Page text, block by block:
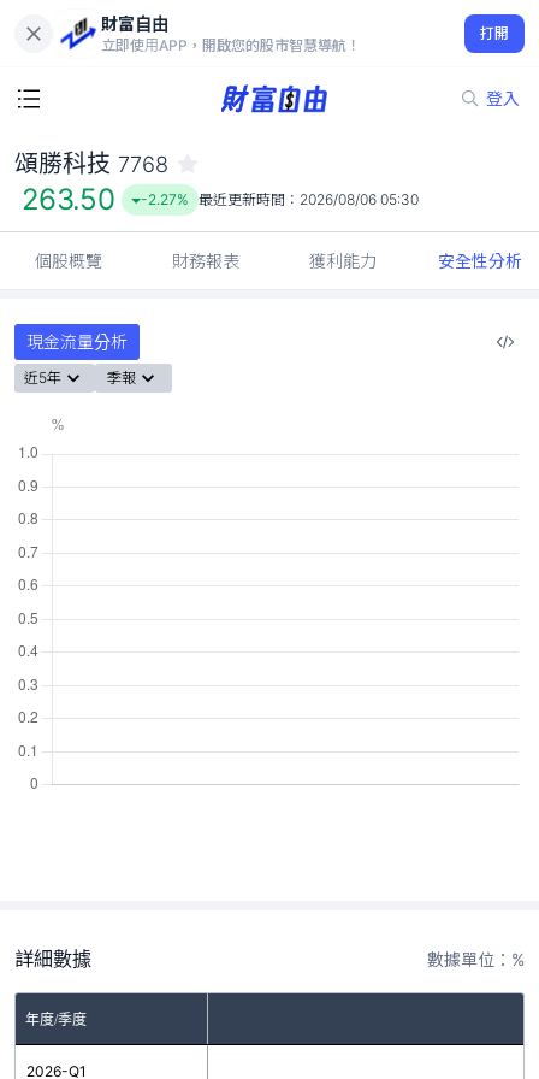
財富自由
立即使用APP，開啟您的股市智慧導航！
打開
登入
263.50
-2.27%
頌勝科技 7768
263.50 -2.27% 最近更新時間： 2026/08/06 05:30
個股概覽 財務報表 獲利能力 安全性分析
現金流量分析
近5年 季報
詳細數據 數據單位：%
年度/季度
2026-Q1